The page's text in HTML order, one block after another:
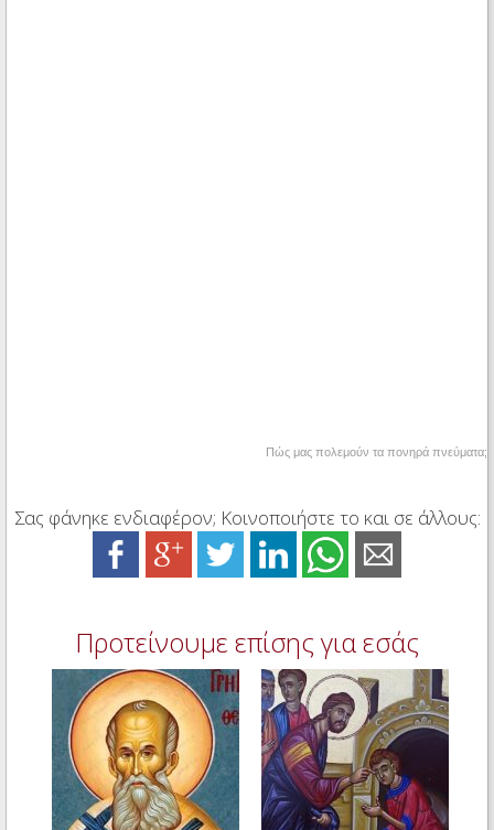
Πώς μας πολεμούν τα πονηρά πνεύματα;
Σας φάνηκε ενδιαφέρον; Κοινοποιήστε το και σε άλλους:
Προτείνουμε επίσης για εσάς